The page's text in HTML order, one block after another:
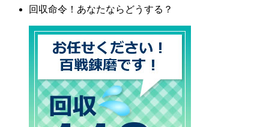
回収命令！あなたならどうする？